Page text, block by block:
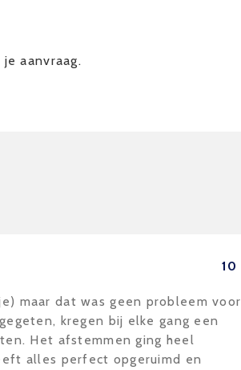
aanvraag.
10
maar dat was geen probleem voor
kregen bij elke gang een
Het afstemmen ging heel
alles perfect opgeruimd en